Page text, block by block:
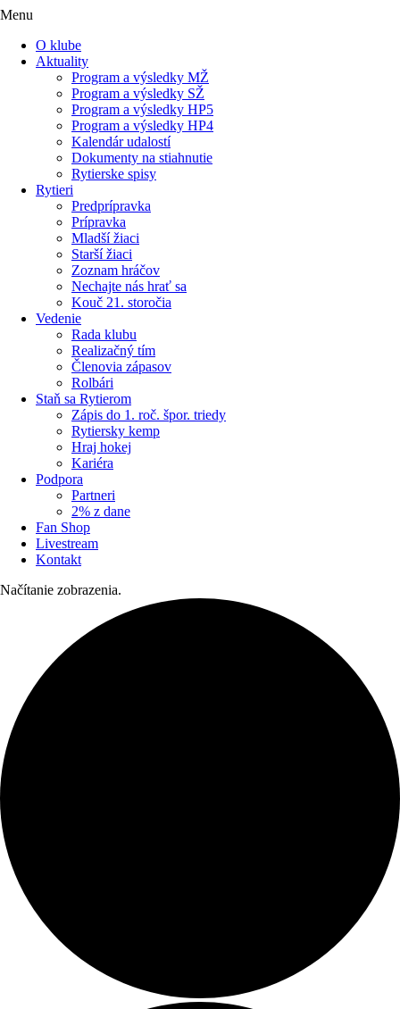
Menu
O klube
Aktuality
Program a výsledky MŽ
Program a výsledky SŽ
Program a výsledky HP5
Program a výsledky HP4
Kalendár udalostí
Dokumenty na stiahnutie
Rytierske spisy
Rytieri
Predprípravka
Prípravka
Mladší žiaci
Starší žiaci
Zoznam hráčov
Nechajte nás hrať sa
Kouč 21. storočia
Vedenie
Rada klubu
Realizačný tím
Členovia zápasov
Rolbári
Staň sa Rytierom
Zápis do 1. roč. špor. triedy
Rytiersky kemp
Hraj hokej
Kariéra
Podpora
Partneri
2% z dane
Fan Shop
Livestream
Kontakt
Načítanie zobrazenia.